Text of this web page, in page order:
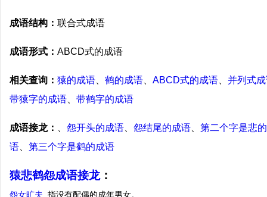
成语结构： 联合式成语
成语形式： ABCD式的成语
相关查询： 猿的成语 鹤的成语 ABCD式的成语
并列式
带猿字的成语
带鹤字的成语
成语接龙： 怨开头的成语 怨结尾的成语
第二个字是悲
语
第三个字是鹤的成语
猿悲鹤怨成语接龙：
怨女旷夫 指没有配偶的成年男女。